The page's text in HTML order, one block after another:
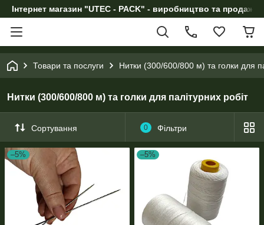
Інтернет магазин "UTEC - PACK" - виробництво та продаж
Товари та послуги Нитки (300/600/800 м) та голки для
Нитки (300/600/800 м) та голки для палітурних робіт
Сортування 0 Фільтри
–5% –5%